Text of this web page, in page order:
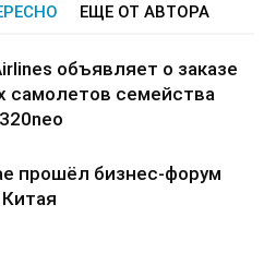
ЕЩЕ ОТ АВТОРА
объявляет о заказе
самолетов семейства
прошёл бизнес-форум